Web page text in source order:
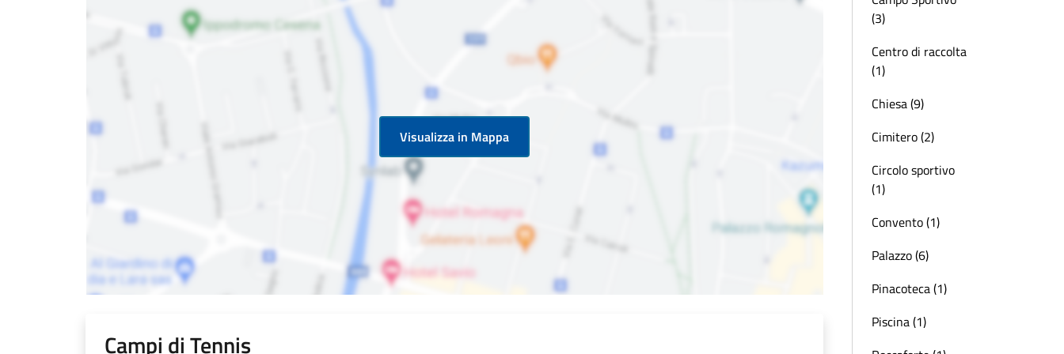
Visualizza in Mappa
Campi di Tennis
(3)
Centro di raccolta
(1)
Chiesa (9)
Cimitero (2)
Circolo sportivo
(1)
Convento (1)
Palazzo (6)
Pinacoteca (1)
Piscina (1)